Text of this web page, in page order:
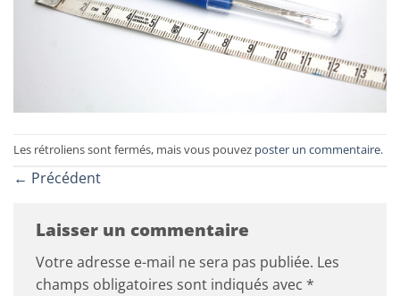
Les rétroliens sont fermés, mais vous pouvez poster un commentaire.
← Précédent
Laisser un commentaire
Votre adresse e-mail ne sera pas publiée. Les
champs obligatoires sont indiqués avec *